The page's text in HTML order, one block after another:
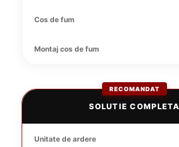
Cos de fum
Montaj cos de fum
RECOMANDAT
SOLUTIE COMPLETA
Unitate de ardere